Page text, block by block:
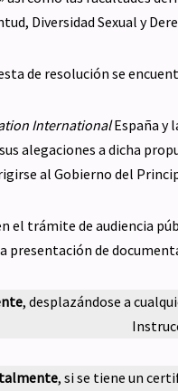
Diversidad Sexual y
de resolución se
InternationalEspaña y
alegaciones a dicha
al Gobierno del
el trámite de audiencia
presentación de
, desplazándose a
, si se tiene un